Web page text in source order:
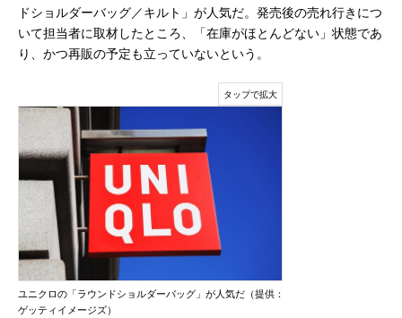
ドショルダーバッグ／キルト」が人気だ。発売後の売れ行きにつ
いて担当者に取材したところ、「在庫がほとんどない」状態であ
り、かつ再販の予定も立っていないという。
ユニクロの「ラウンドショルダーバッグ」が人気だ（提供：
ゲッティイメージズ）